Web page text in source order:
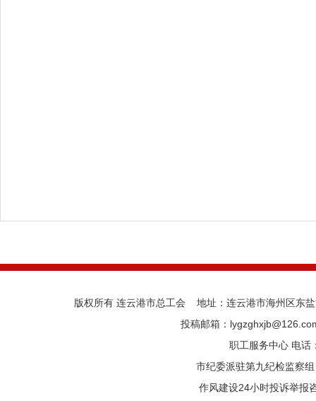
版权所有 连云港市总工会 地址：连云港市海州区东
投稿邮箱：
职工服务中心 电话
市纪委派驻第九纪检监察
作风建设24小时投诉举报